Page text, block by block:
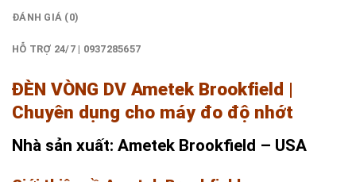
ĐÁNH GIÁ (0)
HỖ TRỢ 24/7 | 0937285657
ĐÈN VÒNG DV Ametek Brookfield |
Chuyên dụng cho máy đo độ nhớt
Nhà sản xuất: Ametek Brookfield – USA